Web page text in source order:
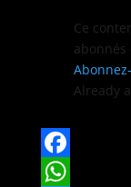
Ce
abon­nés
Already
Facebook